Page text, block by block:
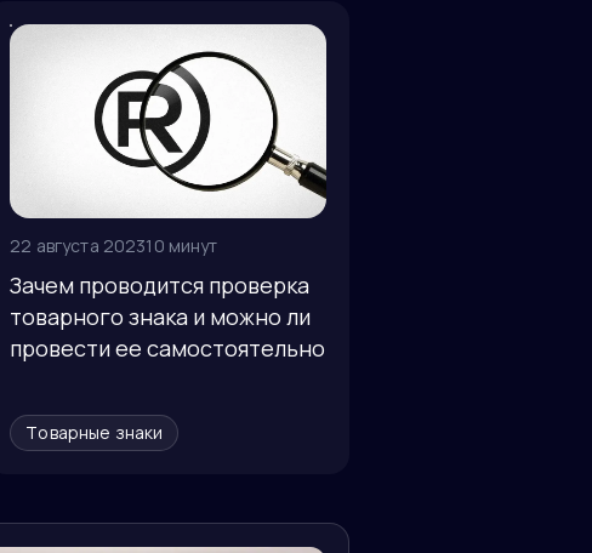
22 августа 202310 минут
Зачем проводится проверка
товарного знака и можно ли
провести ее самостоятельно
Товарные знаки